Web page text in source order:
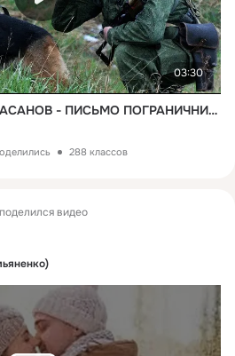
03:30
АЛЕКС # СЕРГЕЙ МАРАСАНОВ - ПИСЬМО ПОГРАНИЧНИКА (Музыка и слова - СЕРГЕЙ МАРАСАНОВ)
288 классов
поделился видео